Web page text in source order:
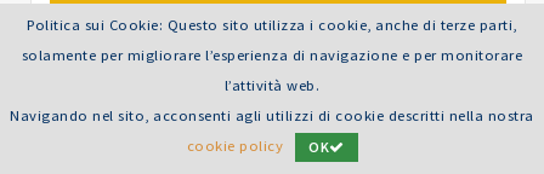
Età consigliata: dai 15 ai 18 anni
LEGGI TUTTO
Politica sui Cookie: Questo sito utilizza i cookie, anche di terze parti,
solamente per migliorare l’esperienza di navigazione e per monitorare
l’attività web.
Navigando nel sito, acconsenti agli utilizzi di cookie descritti nella nostra
cookie policy
OK